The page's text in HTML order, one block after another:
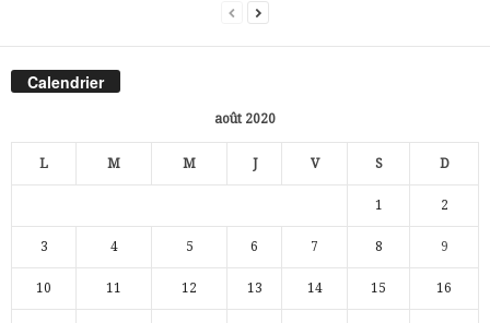
Calendrier
août 2020
L M M J V S D
1 2
3 4 5 6 7 8 9
10 11 12 13 14 15 16